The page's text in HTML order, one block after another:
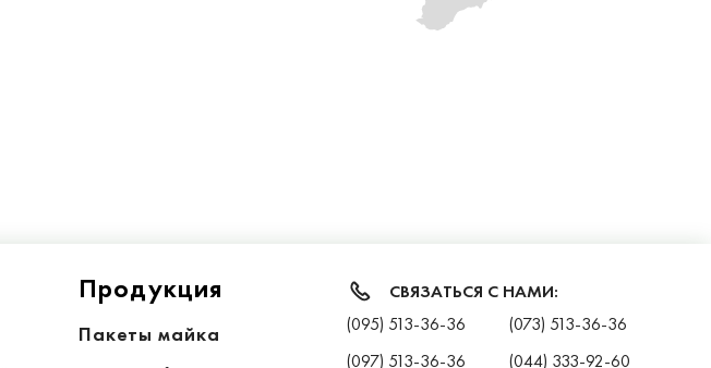
Продукция
Пакеты майка
СВЯЗАТЬСЯ С НАМИ:
(095) 513-36-36
(073) 513-36-36
(097) 513-36-36
(044) 333-92-60